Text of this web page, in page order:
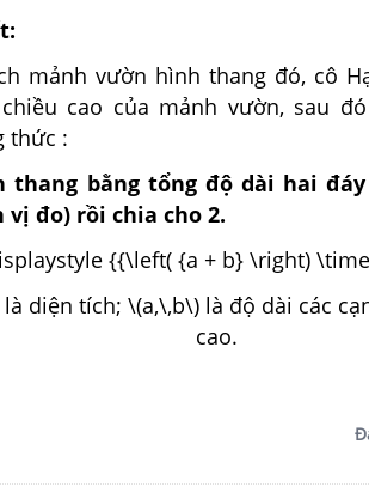
mảnh vườn hình thang đó, cô
cao của mảnh vườn, sau
thức :
thang bằng tổng độ dài hai
đo) rồi chia cho 2.
{{\left( {a + b} \right)
diện tích; \(a,\,b\) là độ dài các
cao.